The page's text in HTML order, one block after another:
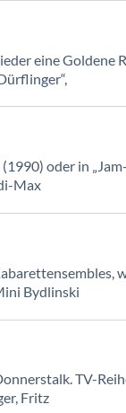
eine Goldene
oder in
Max
Bydlinski
TV-
Fritz